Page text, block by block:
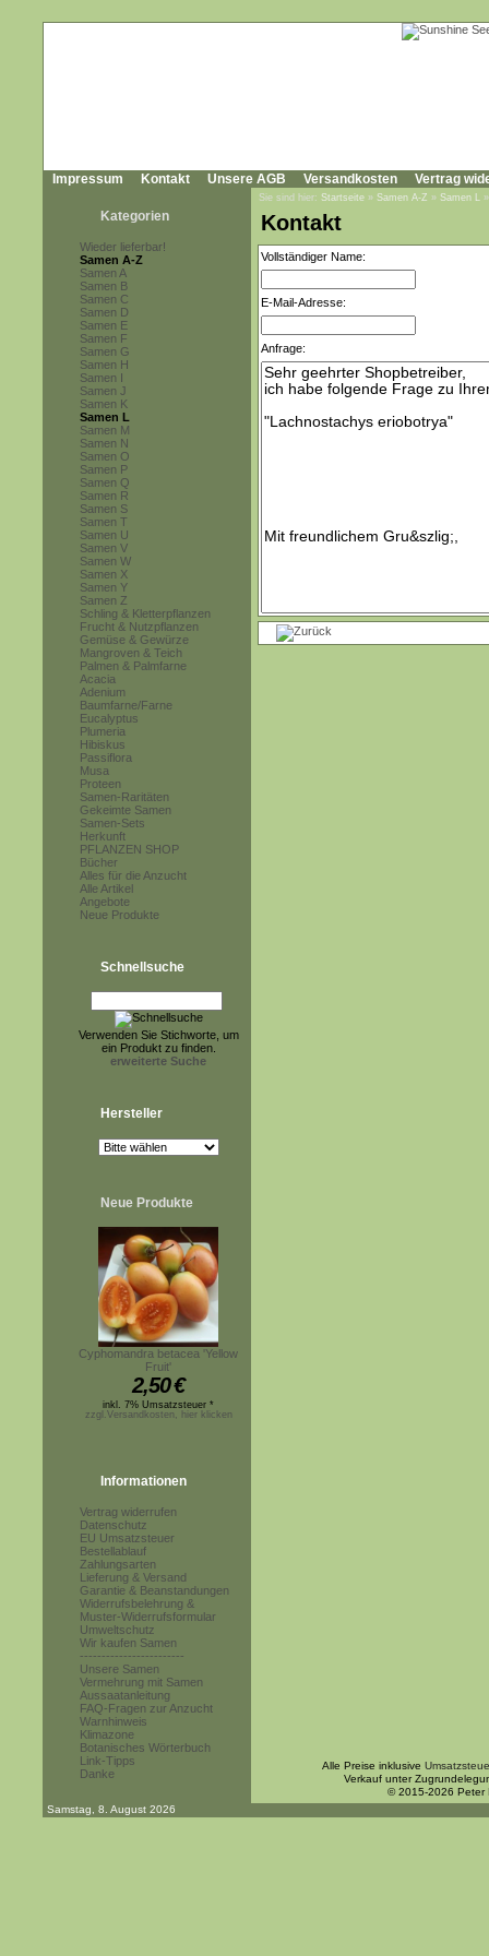
Impressum Kontakt Unsere AGB Versandkosten Vertrag
Kategorien
Wieder lieferbar!
Samen A-Z
Samen A
Samen B
Samen C
Samen D
Samen E
Samen F
Samen G
Samen H
Samen I
Samen J
Samen K
Samen L
Samen M
Samen N
Samen O
Samen P
Samen Q
Samen R
Samen S
Samen T
Samen U
Samen V
Samen W
Samen X
Samen Y
Samen Z
Schling & Kletterpflanzen
Frucht & Nutzpflanzen
Gemüse & Gewürze
Mangroven & Teich
Palmen & Palmfarne
Acacia
Adenium
Baumfarne/Farne
Eucalyptus
Plumeria
Hibiskus
Passiflora
Musa
Proteen
Samen-Raritäten
Gekeimte Samen
Samen-Sets
Herkunft
PFLANZEN SHOP
Bücher
Alles für die Anzucht
Alle Artikel
Angebote
Neue Produkte
Schnellsuche
Verwenden Sie Stichworte, um
ein Produkt zu finden.
erweiterte Suche
Hersteller
Neue Produkte
Cyphomandra betacea 'Yellow
Fruit'
2,50€
inkl. 7% Umsatzsteuer *
zzgl.Versandkosten, hier klicken
Informationen
Vertrag widerrufen
Datenschutz
EU Umsatzsteuer
Bestellablauf
Zahlungsarten
Lieferung & Versand
Garantie & Beanstandungen
Widerrufsbelehrung &
Muster-Widerrufsformular
Umweltschutz
Wir kaufen Samen
------------------------
Unsere Samen
Vermehrung mit Samen
Aussaatanleitung
FAQ-Fragen zur Anzucht
Warnhinweis
Klimazone
Botanisches Wörterbuch
Link-Tipps
Danke
Sie sind hier: Startseite » Samen A-Z » Samen L
Kontakt
Vollständiger Name:
E-Mail-Adresse:
Anfrage:
Alle Preise inklusive
Verkauf unter
© 2015-2026 Peter
Samstag, 8. August 2026